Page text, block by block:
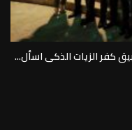
كفر الزيات الذكى اسأل...